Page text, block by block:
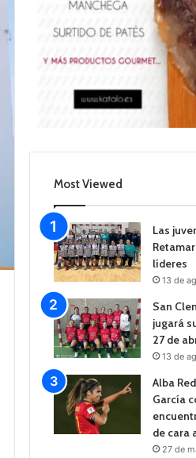
Most Viewed
Las
líderes
13 de
San
jugará
27 de
13 de
Alba
García
de cara
27 de